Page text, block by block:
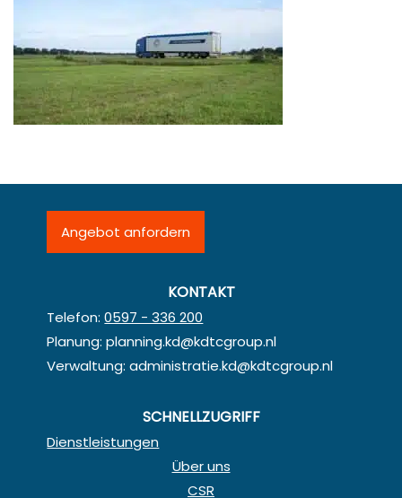
Angebot anfordern
KONTAKT
Telefon:0597 - 336 200
Planung:planning.kd@kdtcgroup.nl
Verwaltung:administratie.kd@kdtcgroup.nl
SCHNELLZUGRIFF
Dienstleistungen
Über uns
CSR